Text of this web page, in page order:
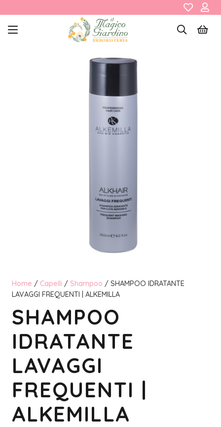
Home / Capelli / Shampoo / SHAMPOO IDRATANTE
LAVAGGI FREQUENTI | ALKEMILLA
SHAMPOO
IDRATANTE
LAVAGGI
FREQUENTI |
ALKEMILLA